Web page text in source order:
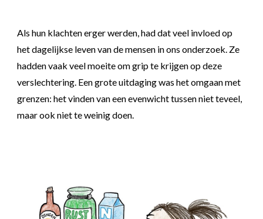
Alshun klachten erger werden, had dat veel invloed op
het dagelijkse leven van de mensen inons onderzoek. Ze
hadden vaakveelmoeite om grip te krijgen op deze
verslechtering. Een grote uitdaging was het omgaan met
grenzen: hetvinden van een evenwicht tussen niet teveel,
maar ook niet te weinig doen.